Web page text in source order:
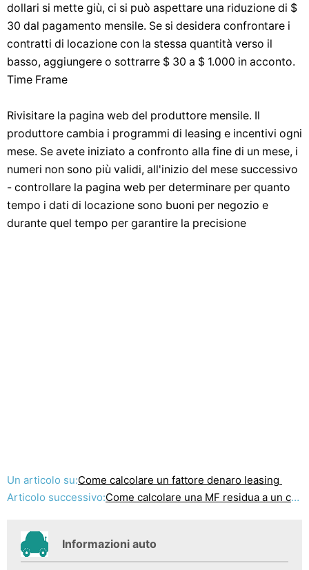
dollari si mette giù, ci si può aspettare una riduzione di $
30 dal pagamento mensile. Se si desidera confrontare i
contratti di locazione con la stessa quantità verso il
basso, aggiungere o sottrarre $ 30 a $ 1.000 in acconto.
Time Frame
Rivisitare la pagina web del produttore mensile. Il
produttore cambia i programmi di leasing e incentivi ogni
mese. Se avete iniziato a confronto alla fine di un mese, i
numeri non sono più validi, all'inizio del mese successivo
- controllare la pagina web per determinare per quanto
tempo i dati di locazione sono buoni per negozio e
durante quel tempo per garantire la precisione
Un articolo su:Come calcolare un fattore denaro leasing
Articolo successivo:Come calcolare una MF residua a un canone di locazione
Informazioni auto